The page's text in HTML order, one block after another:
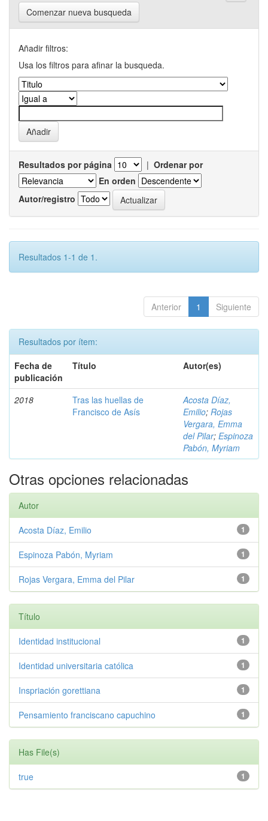
Comenzar nueva busqueda
Añadir filtros:
Usa los filtros para afinar la busqueda.
Resultados por página | Ordenar por
En orden
Autor/registro
Resultados 1-1 de 1.
Anterior 1 Siguiente
Resultados por ítem:
Fecha de
publicación
Título Autor(es)
2018
Tras las huellas de
Francisco de Asís
Acosta Díaz,
Emilio; Rojas
Vergara, Emma
del Pilar; Espinoza
Pabón, Myriam
Otras opciones relacionadas
Autor
1
Acosta Díaz, Emilio
1
Espinoza Pabón, Myriam
1
Rojas Vergara, Emma del Pilar
Título
1
Identidad institucional
1
Identidad universitaria católica
1
Inspriación gorettiana
1
Pensamiento franciscano capuchino
Has File(s)
1
true